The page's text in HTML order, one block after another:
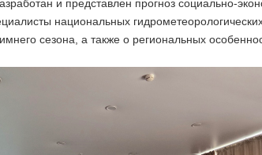
и представлен прогноз социально-
национальных
сезона, а также о региональных